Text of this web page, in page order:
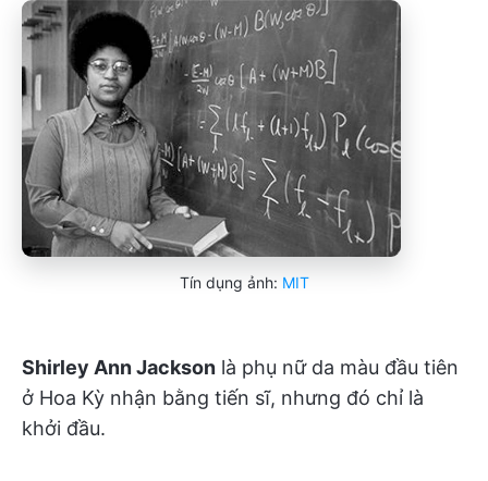
Tín dụng ảnh: MIT
Shirley Ann Jackson là phụ nữ da màu đầu tiên
ở Hoa Kỳ nhận bằng tiến sĩ, nhưng đó chỉ là
khởi đầu.